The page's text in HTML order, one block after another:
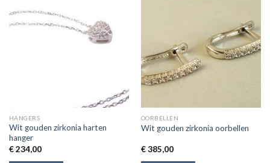
HANGERS
Wit gouden zirkonia harten
hanger
€234,00
OORBELLEN
Wit gouden zirkonia oorbellen
€385,00